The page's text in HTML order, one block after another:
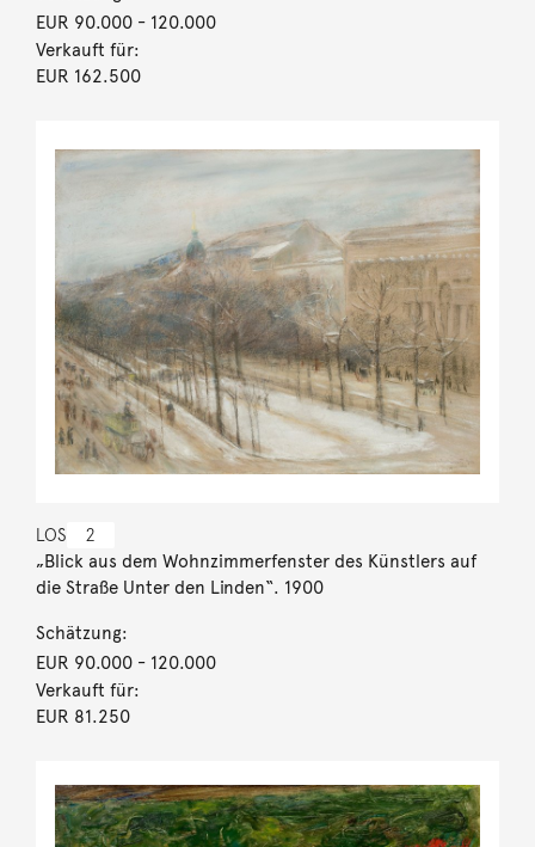
EUR 90.000- 120.000
Verkauft für:
EUR 162.500
LOS 2
„Blick aus dem Wohnzimmerfenster des Künstlers auf
die Straße Unter den Linden“. 1900
Schätzung:
EUR 90.000- 120.000
Verkauft für:
EUR 81.250